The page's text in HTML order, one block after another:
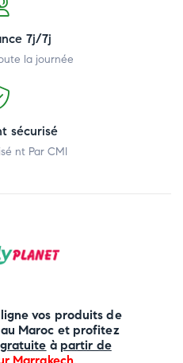
7j/7j
la journée
sécurisé
nt Par CMI
vos produits de
Maroc et profitez
gratuite à partir de